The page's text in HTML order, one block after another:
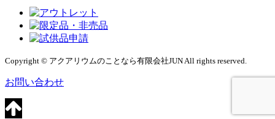
Copyright © アクアリウムのことなら有限会社JUN All rights reserved.
お問い合わせ